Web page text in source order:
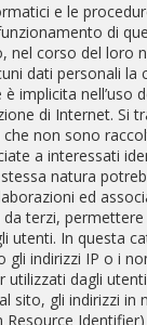
e le
di
nel corso del loro
dati personali la
implicita nell’uso
di Internet. Si
non sono
a interessati
natura
ed
terzi, permettere
utenti. In questa
gli indirizzi IP o i
utilizzati dagli
sito, gli indirizzi in
Resource